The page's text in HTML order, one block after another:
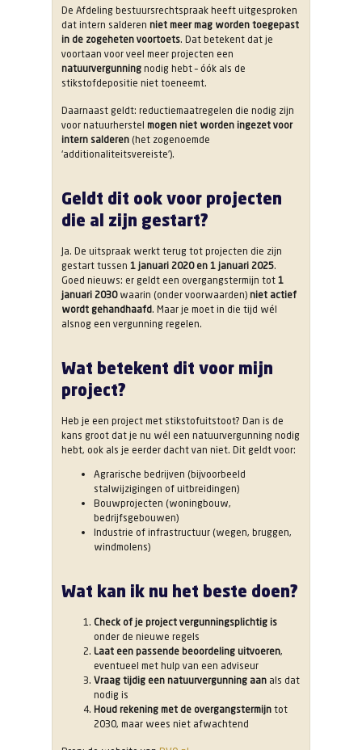
De Afdeling bestuursrechtspraak heeft uitgesproken
dat intern salderen niet meer mag worden toegepast
in de zogeheten voortoets. Dat betekent dat je
voortaan voor veel meer projecten een
natuurvergunning nodig hebt – óók als de
stikstofdepositie niet toeneemt.
Daarnaast geldt: reductiemaatregelen die nodig zijn
voor natuurherstel mogen niet worden ingezet voor
intern salderen (het zogenoemde
‘additionaliteitsvereiste’).
Geldt dit ook voor projecten
die al zijn gestart?
Ja. De uitspraak werkt terug tot projecten die zijn
gestart tussen 1 januari 2020 en 1 januari 2025.
Goed nieuws: er geldt een overgangstermijn tot 1
januari 2030waarin (onder voorwaarden) niet actief
wordt gehandhaafd. Maar je moet in die tijd wél
alsnog een vergunning regelen.
Wat betekent dit voor mijn
project?
Heb je een project met stikstofuitstoot? Dan is de
kans groot dat je nu wél een natuurvergunning nodig
hebt, ook als je eerder dacht van niet. Dit geldt voor:
Agrarische bedrijven (bijvoorbeeld
stalwijzigingen of uitbreidingen)
Bouwprojecten (woningbouw,
bedrijfsgebouwen)
Industrie of infrastructuur (wegen, bruggen,
windmolens)
Wat kan ik nu het beste doen?
Check of je project vergunningsplichtig is
onder de nieuwe regels
Laat een passende beoordeling uitvoeren,
eventueel met hulp van een adviseur
Vraag tijdig een natuurvergunning aan als dat
nodig is
Houd rekening met de overgangstermijn tot
2030, maar wees niet afwachtend